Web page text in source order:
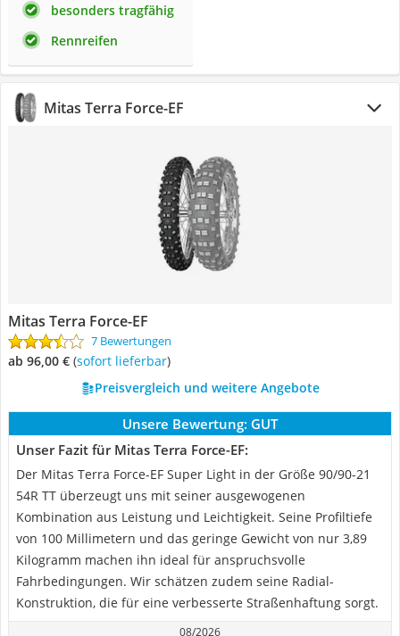
besonders tragfähig
Rennreifen
Mitas Terra Force-EF
Mitas Terra Force-EF
7 Bewertungen
ab 96,00 € ( Sofort lieferbar)
Preisvergleich und weitere Angebote
Unsere Bewertung: GUT
Unser Fazit für Mitas Terra Force-EF:
Der Mitas Terra Force-EF Super Light in der Größe 90/90-21
54R TT überzeugt uns mit seiner ausgewogenen
Kombination aus Leistung und Leichtigkeit. Seine Profiltiefe
von 100 Millimetern und das geringe Gewicht von nur 3,89
Kilogramm machen ihn ideal für anspruchsvolle
Fahrbedingungen. Wir schätzen zudem seine Radial-
Konstruktion, die für eine verbesserte Straßenhaftung sorgt.
08/2026